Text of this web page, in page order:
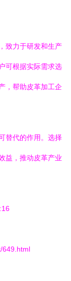
致力于研发和生产
可根据实际需求选
，帮助皮革加工企
替代的作用。选择
益，推动皮革产业
649.html